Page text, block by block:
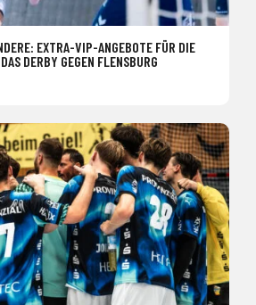
EXTRA-VIP-ANGEBOTE FÜR DIE
DERBY GEGEN FLENSBURG